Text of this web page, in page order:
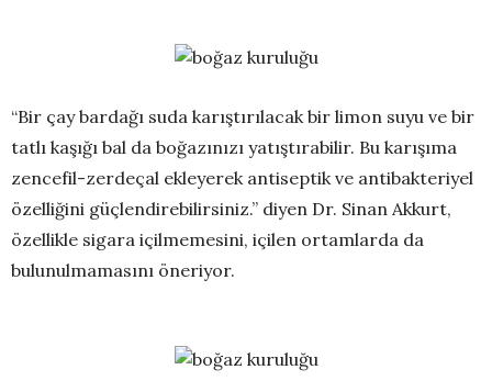
“Bir çay bardağı suda karıştırılacak bir limon suyu ve bir
tatlı kaşığı bal da boğazınızı yatıştırabilir. Bu karışıma
zencefil-zerdeçal ekleyerek antiseptik ve antibakteriyel
özelliğini güçlendirebilirsiniz.” diyen Dr. Sinan Akkurt,
özellikle sigara içilmemesini, içilen ortamlarda da
bulunulmamasını öneriyor.